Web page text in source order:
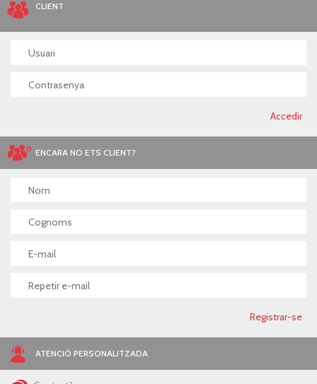
CLIENT
ENCARA NO ETS CLIENT?
ATENCIÓ PERSONALITZADA